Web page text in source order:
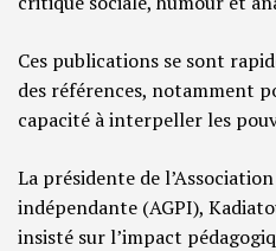
Ces publications se sont
des références, notamment
capacité à interpeller les
La présidente de
indépendante (AGPI),
insisté sur l’impact